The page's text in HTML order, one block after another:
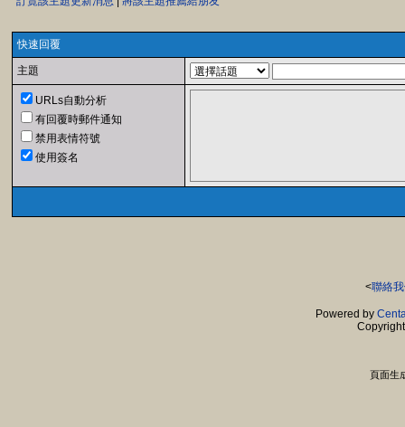
快速回覆
主題
URLs自動分析
有回覆時郵件通知
禁用表情符號
使用簽名
<聯絡
Powered by
頁面生